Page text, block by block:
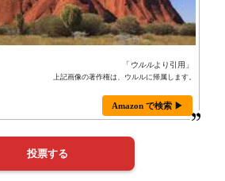
「 ウルルより引用」
上記画像の著作権は、ウルルに帰属します。
Amazon で検索 ▶